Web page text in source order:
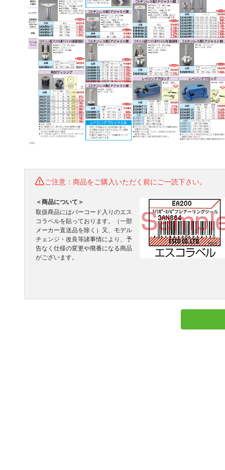
ご注意：商品をご購入いただく前にご一読下さい。
＜商品について＞
取扱商品にはバーコード入りのエス
コラベルを貼っております。（一部
メーカー直送品を除く）又、モデル
チェンジ・改良等諸事情により、予
告なく仕様の変更や廃番になる商品
がございます。